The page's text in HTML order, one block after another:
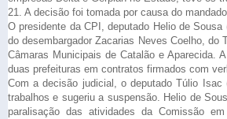
21. A decisão foi tomada por causa do
O presidente da CPI, deputado Helio de
do desembargador Zacarias Neves Coelho,
Câmaras Municipais de Catalão e Aparecida.
duas prefeituras em contratos firmados com
Com a decisão judicial, o deputado Túlio
trabalhos e sugeriu a suspensão. Helio de
paralisação das atividades da Comissão